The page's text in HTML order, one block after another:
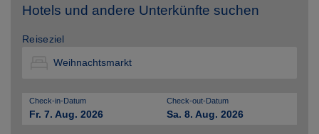
Hotels und andere Unterkünfte suchen
Reiseziel
Check-in-Datum
Fr. 7. Aug. 2026
Check-out-Datum
Sa. 8. Aug. 2026